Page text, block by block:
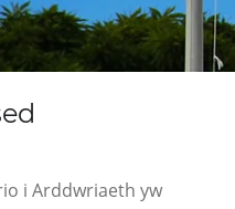
i Arddwriaeth yw